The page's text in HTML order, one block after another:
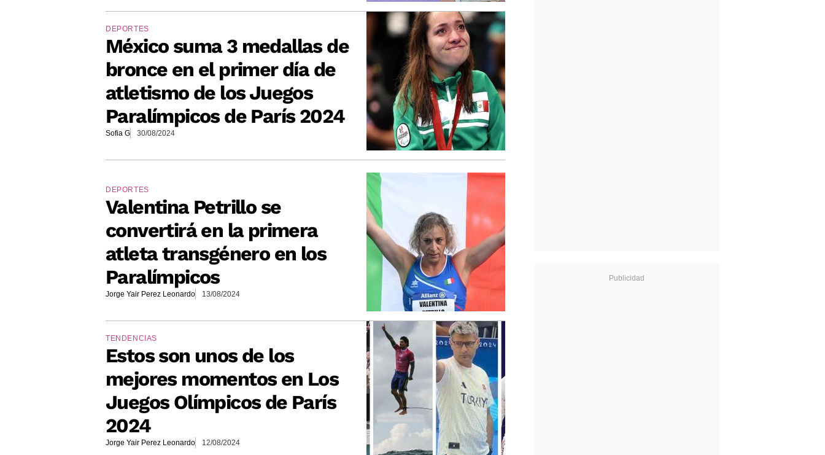
DEPORTES
México suma 3 medallas de
bronce en el primer día de
atletismo de los Juegos
Paralímpicos de París 2024
Sofia G 30/08/2024
DEPORTES
Valentina Petrillo se
convertirá en la primera
atleta transgénero en los
Paralímpicos
Jorge Yair Perez Leonardo 13/08/2024
TENDENCIAS
Estos son unos de los
mejores momentos en Los
Juegos Olímpicos de París
2024
Jorge Yair Perez Leonardo 12/08/2024